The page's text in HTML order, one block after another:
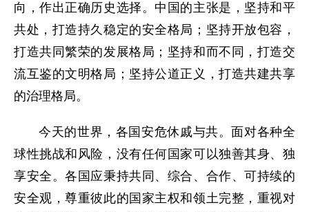
向，作出正确历史选择。中国的主张是，坚持和平
共处，打造持久稳定的安全格局；坚持开放包容，
打造共同繁荣的发展格局；坚持和而不同，打造交
流互鉴的文明格局；坚持公道正义，打造共建共享
的治理格局。
今天的世界，各国安危休戚与共。面对各种全
球性挑战和风险，没有任何国家可以独善其身、独
享安全。各国应秉持共同、综合、合作、可持续的
安全观，尊重彼此的国家主权和领土完整，重视对